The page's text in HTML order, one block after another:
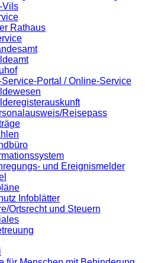
Vils
Rathaus
Service-Portal / Online-Service
Reisepass
und Ereignismelder
Infoblätter
Ortsrecht und Steuern